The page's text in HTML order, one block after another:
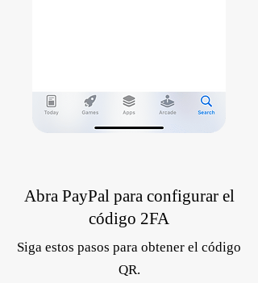
Abra PayPal para configurar el
código 2FA
Siga estos pasos para obtener el código
QR.